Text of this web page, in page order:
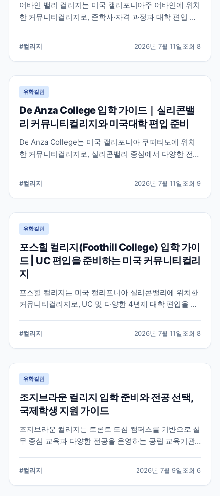
어바인 밸리 컬리지는 미국 캘리포니아주 어바인에 위치
한 커뮤니티컬리지로, 준학사·자격 과정과 대학 편입 준
#컬리지 2026년 7월 11일조회 8
유학칼럼
De Anza College 입학 가이드｜실리콘밸
리 커뮤니티컬리지와 미국대학 편입 준비
De Anza College는 미국 캘리포니아 쿠퍼티노에 위치
한 커뮤니티컬리지로, 실리콘밸리 중심에서 다양한 전공
으로 정리했습니다.
#컬리지 2026년 7월 11일조회 9
유학칼럼
포스힐 컬리지(Foothill College) 입학 가이
드 | UC 편입을 준비하는 미국 커뮤니티컬리
지
포스힐 컬리지는 미국 캘리포니아 실리콘밸리에 위치한
커뮤니티컬리지로, UC 및 다양한 4년제 대학 편입을 목
으로 입학 준비에 필요한 내용을 정리했습니다.
#컬리지 2026년 7월 11일조회 8
유학칼럼
조지브라운 컬리지 입학 준비와 전공 선택,
국제학생 지원 가이드
조지브라운 컬리지는 토론토 도심 캠퍼스를 기반으로 실
무 중심 교육과 다양한 전공을 운영하는 공립 교육기관
#컬리지 2026년 7월 9일조회 6